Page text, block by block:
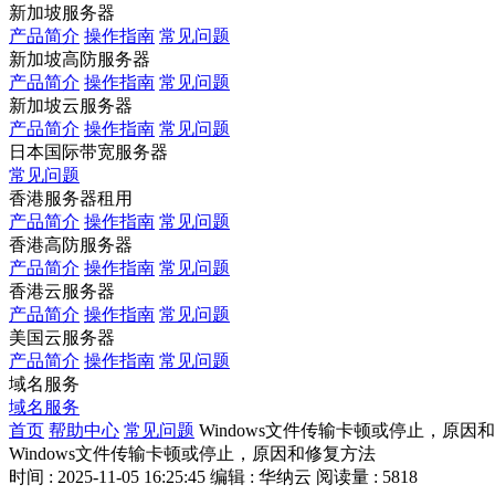
新加坡服务器
产品简介 操作指南 常见问题
新加坡高防服务器
产品简介 操作指南 常见问题
新加坡云服务器
产品简介 操作指南 常见问题
日本国际带宽服务器
常见问题
香港服务器租用
产品简介 操作指南 常见问题
香港高防服务器
产品简介 操作指南 常见问题
香港云服务器
产品简介 操作指南 常见问题
美国云服务器
产品简介 操作指南 常见问题
域名服务
域名服务
首页 帮助中心 常见问题 Windows文件传输卡顿或停止，原因
Windows文件传输卡顿或停止，原因和修复方法
时间 : 2025-11-05 16:25:45 编辑 : 华纳云 阅读量 : 5818